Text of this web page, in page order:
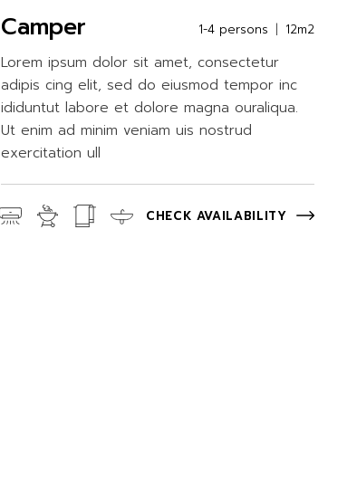
Camper 1-4 persons 12m2
Lorem ipsum dolor sit amet, consectetur
adipis cing elit, sed do eiusmod tempor inc
ididuntut labore et dolore magna ouraliqua.
Ut enim ad minim veniam uis nostrud
exercitation ull
CHECK AVAILABILITY